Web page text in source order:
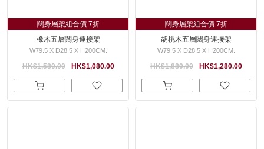
闊身層架組合價 7折
橡木五層闊身連接架
W79.5 X D28.5 X H200CM.
HK$1,080.00
HK$1,580.00
闊身層架組合價 7折
胡桃木五層闊身連接架
W79.5 X D28.5 X H200CM.
HK$1,280.00
HK$1,880.00